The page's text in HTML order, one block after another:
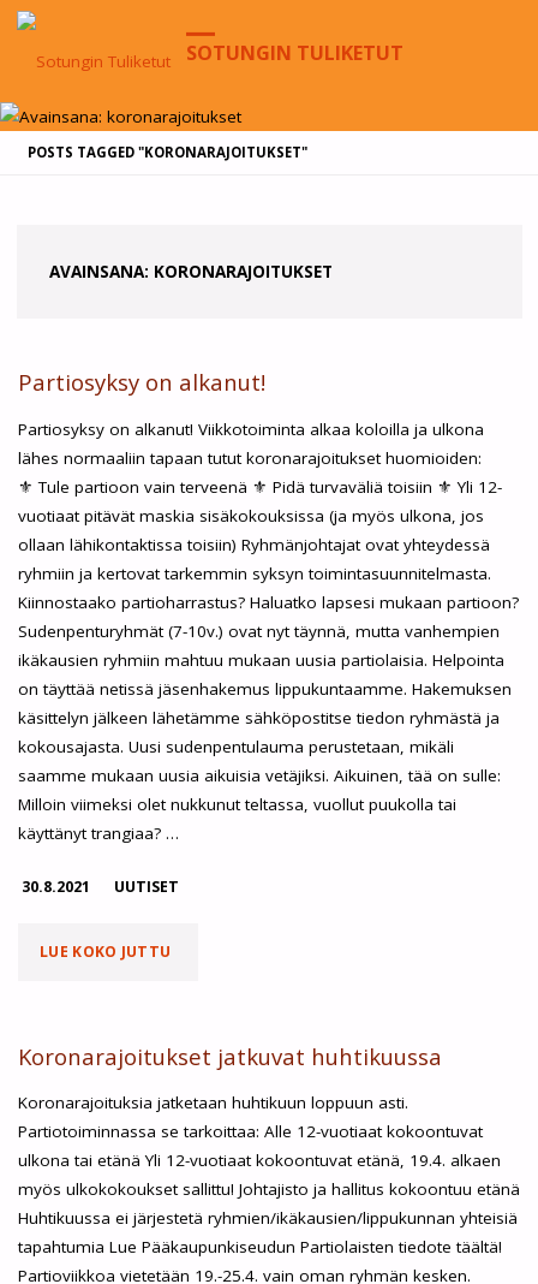
SOTUNGIN TULIKETUT
HOME
POSTS TAGGED "KORONARAJOITUKSET"
AVAINSANA: KORONARAJOITUKSET
Partiosyksy on alkanut!
Partiosyksy on alkanut! Viikkotoiminta alkaa koloilla ja ulkona
lähes normaaliin tapaan tutut koronarajoitukset huomioiden:
⚜ Tule partioon vain terveenä ⚜ Pidä turvaväliä toisiin ⚜ Yli 12-
vuotiaat pitävät maskia sisäkokouksissa (ja myös ulkona, jos
ollaan lähikontaktissa toisiin) Ryhmänjohtajat ovat yhteydessä
ryhmiin ja kertovat tarkemmin syksyn toimintasuunnitelmasta.
Kiinnostaako partioharrastus? Haluatko lapsesi mukaan partioon?
Sudenpenturyhmät (7-10v.) ovat nyt täynnä, mutta vanhempien
ikäkausien ryhmiin mahtuu mukaan uusia partiolaisia. Helpointa
on täyttää netissä jäsenhakemus lippukuntaamme. Hakemuksen
käsittelyn jälkeen lähetämme sähköpostitse tiedon ryhmästä ja
kokousajasta. Uusi sudenpentulauma perustetaan, mikäli
saamme mukaan uusia aikuisia vetäjiksi. Aikuinen, tää on sulle:
Milloin viimeksi olet nukkunut teltassa, vuollut puukolla tai
käyttänyt trangiaa? …
30.8.2021 UUTISET
LUE KOKO JUTTU
ALKANUT!"
Koronarajoitukset jatkuvat huhtikuussa
Koronarajoituksia jatketaan huhtikuun loppuun asti.
Partiotoiminnassa se tarkoittaa: Alle 12-vuotiaat kokoontuvat
ulkona tai etänä Yli 12-vuotiaat kokoontuvat etänä, 19.4. alkaen
myös ulkokokoukset sallittu! Johtajisto ja hallitus kokoontuu etänä
Huhtikuussa ei järjestetä ryhmien/ikäkausien/lippukunnan yhteisiä
tapahtumia Lue Pääkaupunkiseudun Partiolaisten tiedote täältä!
Partioviikkoa vietetään 19.-25.4. vain oman ryhmän kesken.